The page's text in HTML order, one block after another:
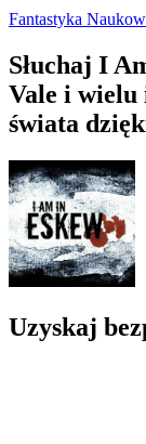
Fantastyka
Słuchaj I
Vale i wielu
świata
Uzyskaj